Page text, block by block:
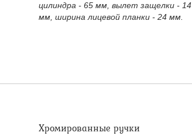
цилиндра - 65 мм, вылет защелки - 14
мм, ширина лицевой планки - 24 мм.
Хромированные ручки